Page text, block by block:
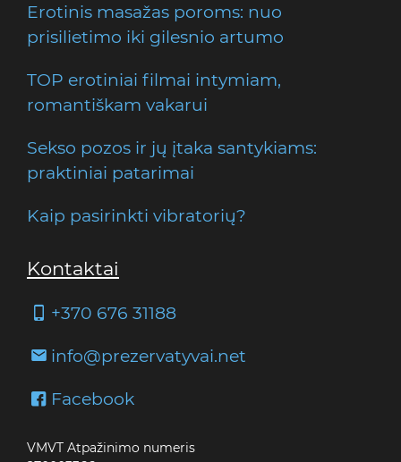
Erotinis masažas poroms: nuo
prisilietimo iki gilesnio artumo
TOP erotiniai filmai intymiam,
romantiškam vakarui
Sekso pozos ir jų įtaka santykiams:
praktiniai patarimai
Kaip pasirinkti vibratorių?
Kontaktai
+370 676 31188
info@prezervatyvai.net
Facebook
VMVT Atpažinimo numeris